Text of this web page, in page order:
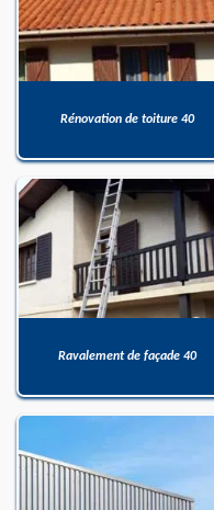
Rénovation de toiture 40
Ravalement de façade 40